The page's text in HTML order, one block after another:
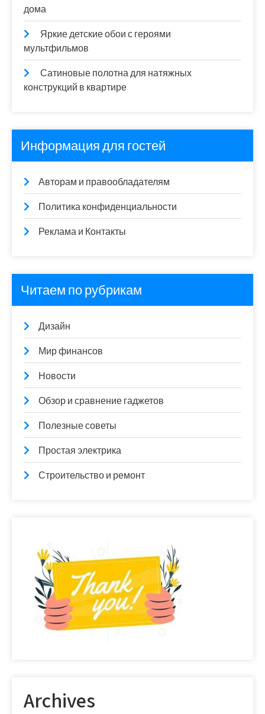
дома
Яркие детские обои с героями
мультфильмов
Сатиновые полотна для натяжных
конструкций в квартире
Информация для гостей
Авторам и правообладателям
Политика конфиденциальности
Реклама и Контакты
Читаем по рубрикам
Дизайн
Мир финансов
Новости
Обзор и сравнение гаджетов
Полезные советы
Простая электрика
Строительство и ремонт
Archives